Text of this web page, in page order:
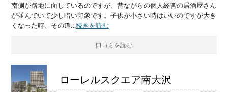
南側が路地に面しているのですが、昔ながらの個人経営の居酒屋さん
が並んでいて少し暗い印象です。子供が小さい時はいいのですが大き
くなった時、その道…続きを読む
口コミを読む
ローレルスクエア南大沢